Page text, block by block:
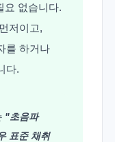
요 없습니다.
저이고,
를 하거나
다.
"초음파
표준 채취